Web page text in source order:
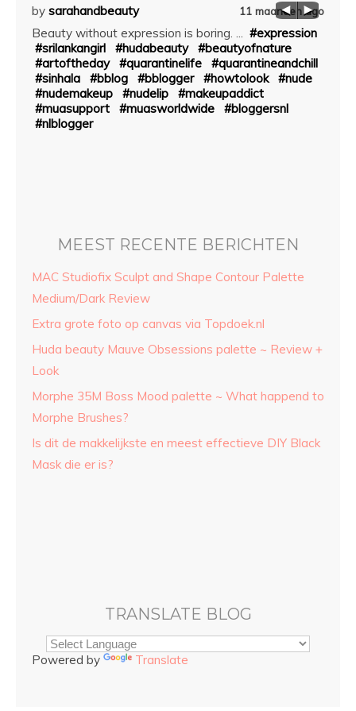
by sarahandbeauty 11 maanden ago
Beauty without expression is boring. ... #expression
#srilankangirl
#hudabeauty
#beautyofnature
#artoftheday
#quarantinelife
#quarantineandchill
#sinhala
#bblog #bblogger #howtolook
#nude
#nudemakeup
#nudelip
#makeupaddict
#muasupport
#muasworldwide
#bloggersnl
#nlblogger
MEEST RECENTE BERICHTEN
MAC Studiofix Sculpt and Shape Contour Palette
Medium/Dark Review
Extra grote foto op canvas via Topdoek.nl
Huda beauty Mauve Obsessions palette ~ Review +
Look
Morphe 35M Boss Mood palette ~ What happend to
Morphe Brushes?
Is dit de makkelijkste en meest effectieve DIY Black
Mask die er is?
TRANSLATE BLOG
Powered by Translate